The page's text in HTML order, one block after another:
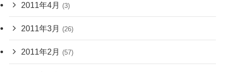
2011年4月 (3)
2011年3月 (26)
2011年2月 (57)